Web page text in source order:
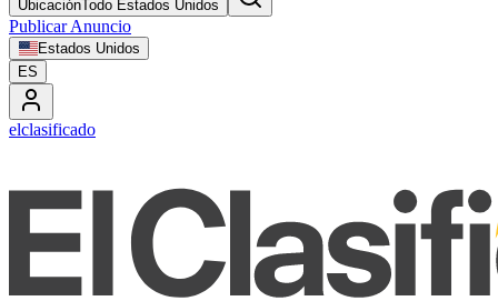
UbicaciónTodo Estados Unidos
Publicar Anuncio
Estados Unidos
ES
elclasificado